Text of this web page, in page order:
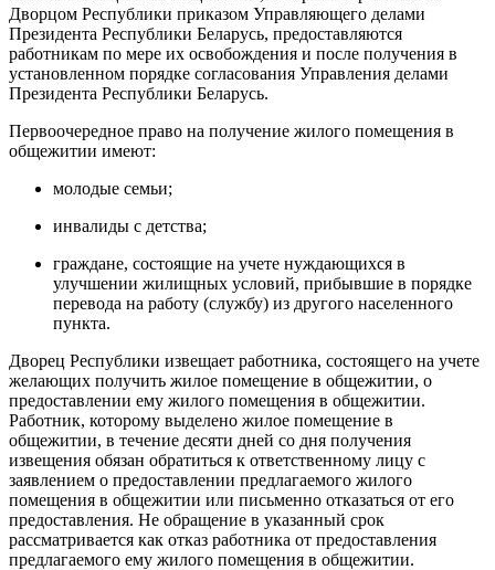
Дворцом Республики приказом Управляющего делами
Президента Республики Беларусь, предоставляются
работникам по мере их освобождения и после получения в
установленном порядке согласования Управления делами
Президента Республики Беларусь.
Первоочередное право на получение жилого помещения в
общежитии имеют:
молодые семьи;
инвалиды с детства;
граждане, состоящие на учете нуждающихся в
улучшении жилищных условий, прибывшие в порядке
перевода на работу (службу) из другого населенного
пункта.
Дворец Республики извещает работника, состоящего на учете
желающих получить жилое помещение в общежитии, о
предоставлении ему жилого помещения в общежитии.
Работник, которому выделено жилое помещение в
общежитии, в течение десяти дней со дня получения
извещения обязан обратиться к ответственному лицу с
заявлением о предоставлении предлагаемого жилого
помещения в общежитии или письменно отказаться от его
предоставления. Не обращение в указанный срок
рассматривается как отказ работника от предоставления
предлагаемого ему жилого помещения в общежитии.